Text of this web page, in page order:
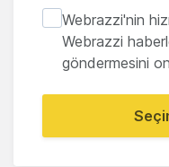
Webrazzi'nin
Webrazzi
göndermesini